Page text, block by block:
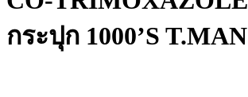
กระปุก 1000’S T.MAN